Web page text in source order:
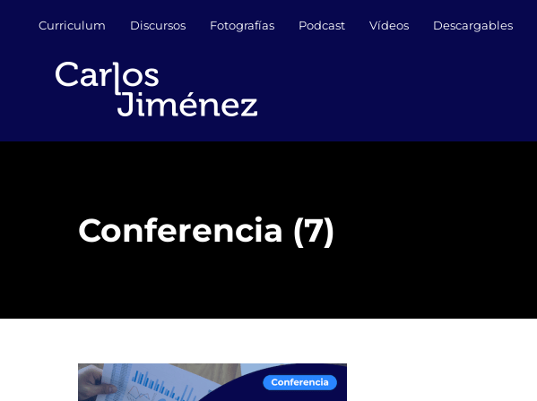
contenido
Curriculum Discursos Fotografías Podcast Vídeos Descargables
Conferencia (7)